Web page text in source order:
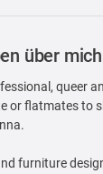
über mich
queer
or flatmates to
furniture